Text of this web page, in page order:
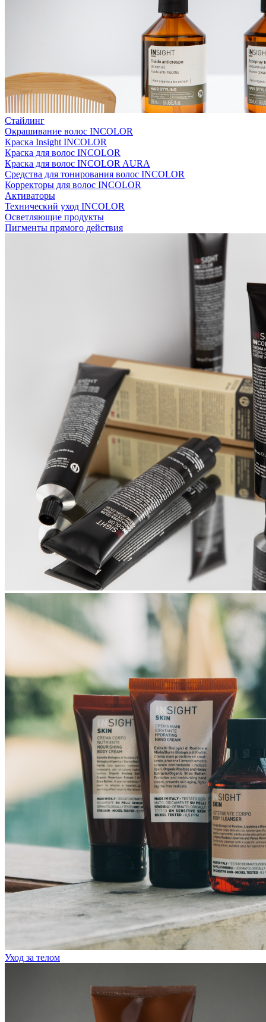
Стайлинг
Окрашивание волос INCOLOR
Краска Insight INCOLOR
Краска для волос INCOLOR
Краска для волос INCOLOR AURA
Средства для тонирования волос INCOLOR
Корректоры для волос INCOLOR
Активаторы
Технический уход INCOLOR
Осветляющие продукты
Пигменты прямого действия
Уход за телом